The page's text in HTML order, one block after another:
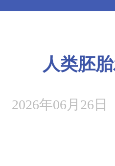
人类胚
2026年06月26日